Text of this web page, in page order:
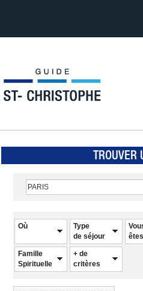
TROUVER
Où
Type
de séjour
êtes
Famille
Spirituelle
+ de
critères